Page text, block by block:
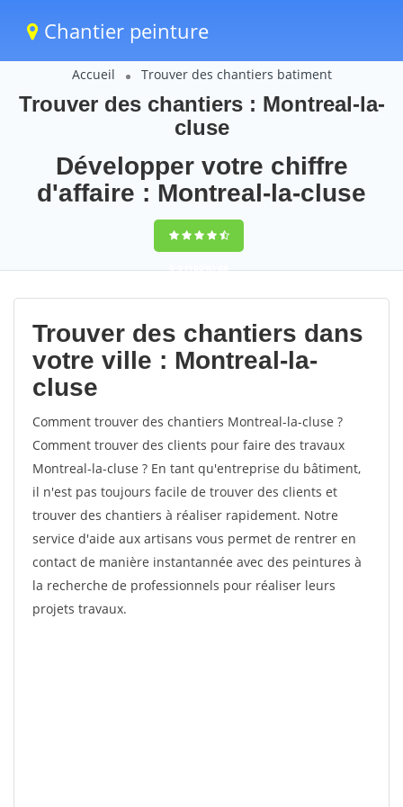
Chantier peinture
Accueil Trouver des chantiers batiment
Trouver des chantiers : Montreal-la-
cluse
Développer votre chiffre
d'affaire : Montreal-la-cluse
9,5(100%)68
votes
Trouver des chantiers dans
votre ville : Montreal-la-
cluse
Comment trouver des chantiers Montreal-la-cluse ?
Comment trouver des clients pour faire des travaux
Montreal-la-cluse ? En tant qu'entreprise du bâtiment,
il n'est pas toujours facile de trouver des clients et
trouver des chantiers à réaliser rapidement. Notre
service d'aide aux artisans vous permet de rentrer en
contact de manière instantannée avec des peintures à
la recherche de professionnels pour réaliser leurs
projets travaux.